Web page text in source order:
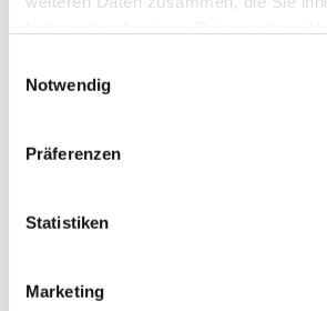
Notwendig
Präferenzen
Statistiken
Marketing
030 815 18 39